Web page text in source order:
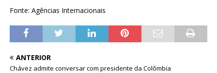
Fonte: Agências Internacionais
ANTERIOR
Chávez admite conversar com presidente da Colômbia